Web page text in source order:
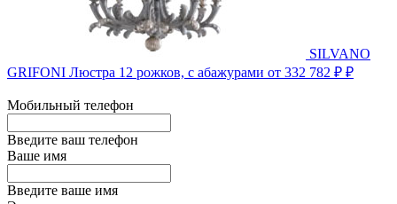
SILVANO
GRIFONI Люстра 12 рожков, с абажурами от 332 782 ₽ ₽
Мобильный телефон
Введите ваш телефон
Ваше имя
Введите ваше имя